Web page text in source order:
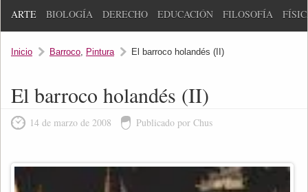
ARTE BIOLOGÍA DERECHO EDUCACIÓN FILOSOFÍA
Inicio Barroco, Pintura El barroco holandés (II)
El barroco holandés (II)
14 de marzo de 2008 Publicado por Chus